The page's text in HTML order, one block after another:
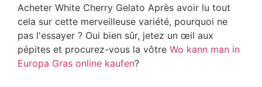
Acheter White Cherry Gelato Après avoir lu tout
cela sur cette merveilleuse variété, pourquoi ne
pas l'essayer ? Oui bien sûr, jetez un œil aux
pépites et procurez-vous la vôtre Wo kann man in
Europa Gras online kaufen?